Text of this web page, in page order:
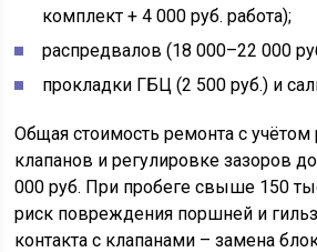
комплект + 4 000 руб. работа);
распредвалов (18 000–22 000
прокладки ГБЦ (2 500 руб.) и
Общая стоимость ремонта с учётом
клапанов и регулировке зазоров
000 руб. При пробеге свыше 150
риск повреждения поршней и
контакта с клапанами – замена